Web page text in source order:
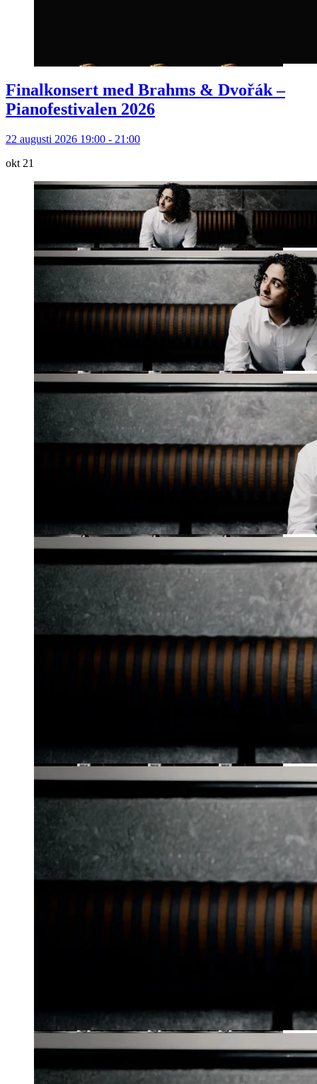
Finalkonsert med Brahms & Dvořák –
Pianofestivalen 2026
22 augusti 2026 19:00 - 21:00
okt 21